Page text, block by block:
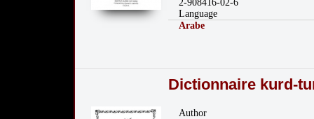
2-908416-02-6
Language
Arabe
Dictionnaire kurd-
Author